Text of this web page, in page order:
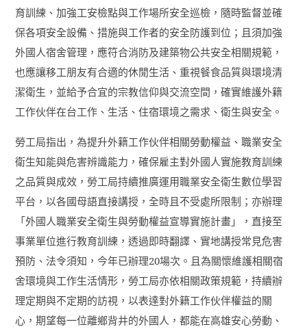
育訓練、加強工安檢點與工作場所安全巡檢，隨時監督並確
保各項安全設備、措施與工作者的安全防護到位；且須加強
外國人宿舍管理，應符合消防及建築物公共安全相關規範，
也應讓移工朋友有合適的休閒生活、重視餐食品質與環境清
潔衛生，並給予合宜的宗教信仰與交流空間，確實維護外籍
工作伙伴在台工作、生活、住宿環境之需求、衛生與安全。
勞工局指出，為提升外籍工作伙伴相關勞動權益、職業安全
衛生知能與危害辨識能力，確保雇主對外國人實施教育訓練
之品質與成效，勞工局持續推廣運用職業安全衛生數位學習
平台，以各國母語直接講授，全時且不受處所限制；亦辦理
「外國人職業安全衛生與勞動權益宣導實施計畫」，直接至
事業單位進行教育訓練，透過即時翻譯、實地講授常見危害
預防、法令須知，今年已辦理20場次。且為關懷維護相關宿
舍環境與工作生活情形，勞工局亦依相關政策規範，持續辦
理定期與不定期的訪視，以表達對外籍工作伙伴權益的關
心，期望每一位離鄉背井的外國人，都能在高雄安心勞動、